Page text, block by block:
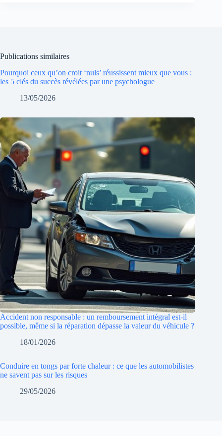
Publications similaires
Pourquoi ceux qu’on croit ‘nuls’ réussissent mieux que vous :
les 5 clés du succès révélées par une psychologue
13/05/2026
Accident non responsable : un remboursement intégral est-il
possible, même si la réparation dépasse la valeur du véhicule ?
18/01/2026
Conduire en tongs par forte chaleur : ce que les automobilistes
ne savent pas sur les risques
29/05/2026